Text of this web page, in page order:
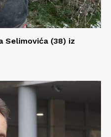
Selimovića (38) iz